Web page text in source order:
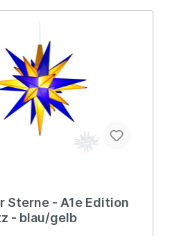
Sterne - A1e Edition
- blau/gelb